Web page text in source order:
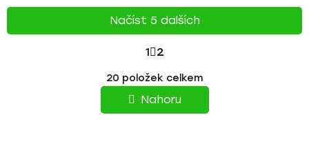
v
l
á
Načíst 5 dalších
S
T
R
Á
1 2
20 položek celkem
Nahoru